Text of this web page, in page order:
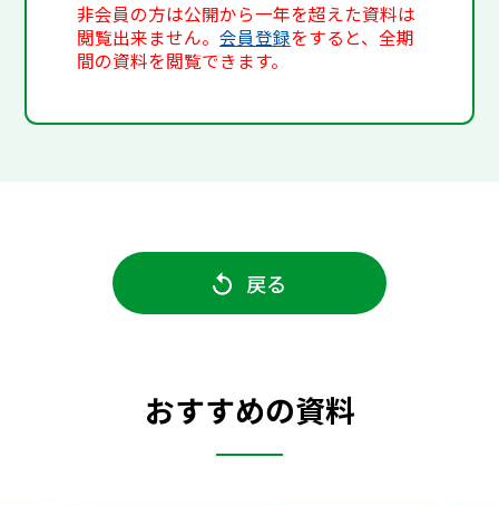
非会員の方は公開から一年を超えた資料は
閲覧出来ません。会員登録をすると、全期
間の資料を閲覧できます。
戻る
おすすめの資料